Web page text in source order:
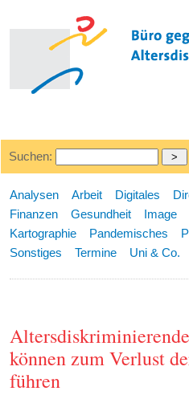
Suchen:
Analysen Arbeit Digitales
Finanzen
Gesundheit Image
Kartographie
Pandemisches
Sonstiges
Termine Uni & Co.
können zum Verlust
führen